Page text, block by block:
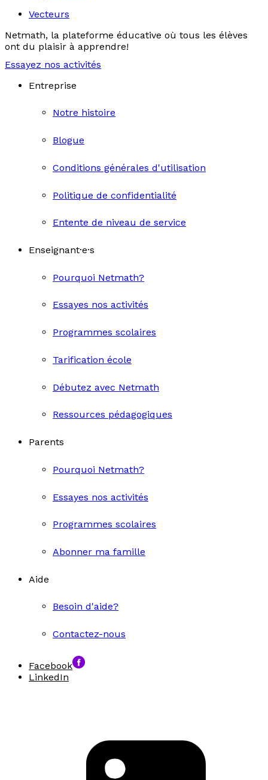
Vecteurs
Netmath, la plateforme éducative où tous les élèves
ont du plaisir à apprendre!
Essayez nos activités
Entreprise
Notre histoire
Blogue
Conditions générales d'utilisation
Politique de confidentialité
Entente de niveau de service
Enseignant·e·s
Pourquoi Netmath?
Essayes nos activités
Programmes scolaires
Tarification école
Débutez avec Netmath
Ressources pédagogiques
Parents
Pourquoi Netmath?
Essayes nos activités
Programmes scolaires
Abonner ma famille
Aide
Besoin d'aide?
Contactez-nous
Facebook
LinkedIn